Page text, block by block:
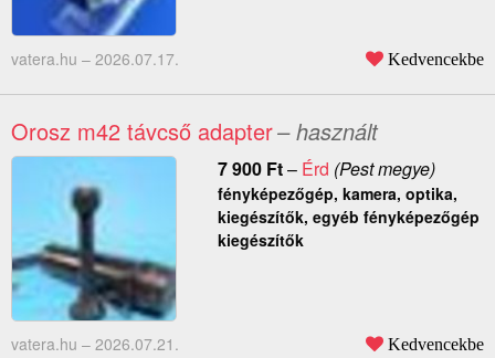
vatera.hu – 2026.07.17. Kedvencekbe
Orosz m42 távcső adapter– használt
7 900 Ft– Érd (Pest megye)
fényképezőgép, kamera, optika,
kiegészítők, egyéb fényképezőgép
kiegészítők
vatera.hu – 2026.07.21. Kedvencekbe